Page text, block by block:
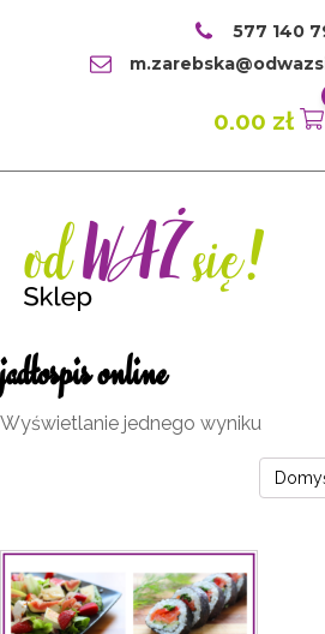
577 140
0.00 zł
jadłospis online
Wyświetlanie jednego wyniku
produkt